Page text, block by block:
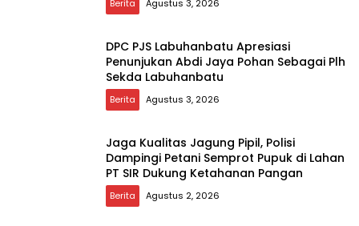
Berita Agustus 3, 2026
DPC PJS Labuhanbatu Apresiasi
Penunjukan Abdi Jaya Pohan Sebagai Plh
Sekda Labuhanbatu
Berita Agustus 3, 2026
Jaga Kualitas Jagung Pipil, Polisi
Dampingi Petani Semprot Pupuk di Lahan
PT SIR Dukung Ketahanan Pangan
Berita Agustus 2, 2026